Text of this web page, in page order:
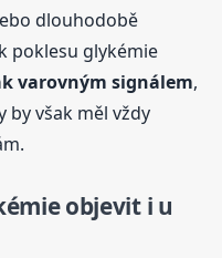
dlouhodobě
poklesu glykémie
varovným signálem,
by však měl vždy
objevit i u